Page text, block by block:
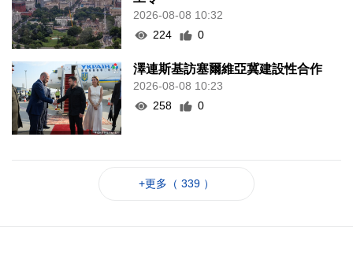
2026-08-08 10:32
224
0
澤連斯基訪塞爾維亞冀建設性合作
2026-08-08 10:23
258
0
+更多（ 339 ）